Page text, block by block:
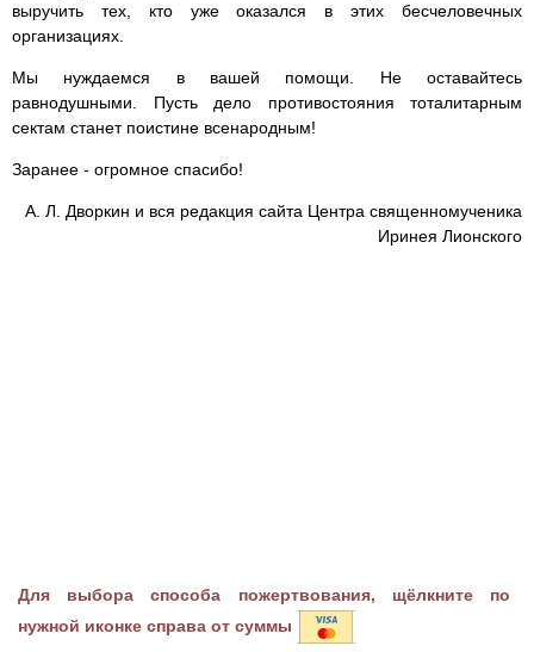
выручить тех, кто уже оказался в этих бесчеловечных
организациях.
Мы нуждаемся в вашей помощи. Не оставайтесь
равнодушными. Пусть дело противостояния тоталитарным
сектам станет поистине всенародным!
Заранее - огромное спасибо!
А. Л. Дворкин и вся редакция сайта Центра священномученика
Иринея Лионского
Для выбора способа пожертвования, щёлкните по
нужной иконке справа от суммы